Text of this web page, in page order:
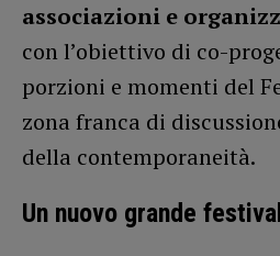
associazioni e
con l’obiettivo di co-
porzioni e momenti del
zona franca di
della contemporaneità.
Un nuovo grande festival